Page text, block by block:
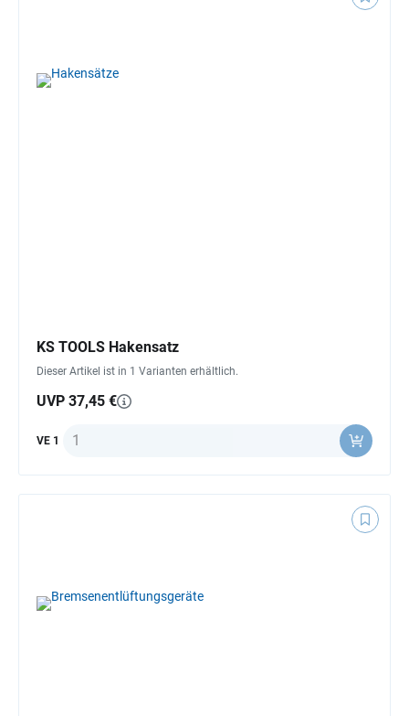
KS TOOLS Hakensatz
Dieser Artikel ist in 1 Varianten erhältlich.
UVP 37,45 €
VE 1 Anzahl